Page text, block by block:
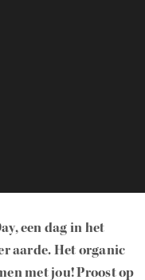
een dag in het
aarde. Het organic
met jou! Proost op